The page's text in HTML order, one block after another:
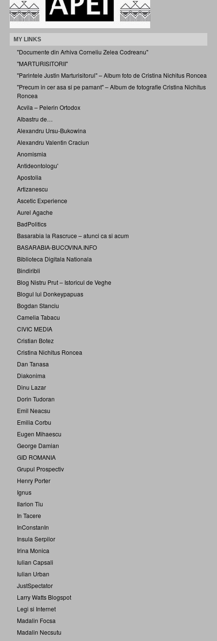
MY LINKS
"Documente din Arhiva Corneliu Zelea Codreanu"
"MARTURISITORII"
"Parintele Justin Marturisitorul" – Album foto de Cristina Nichitus Roncea
"Precum in cer asa si pe pamant" – Album de fotografie Cristina Nichitus
Roncea
Acvila – Pelerin Ortodox
Albastru de…
Alexandru Ursu-Bukowina
Alexandru Valentin Craciun
Anomismia
Antideontologu'
Apostolia
Artizanescu
Ascetic Experience
Aurel Agache
BadPolitics
Basarabia la Rascruce – atunci ca si acum
BASARABIA-BUCOVINA.INFO
Biblioteca Digitala Nationala
Bindiribli
Blog Nistru Prut – Istoricul de Veghe
Blogul lui Donkeypapuas
Bogdan Stanciu
Camelia Tabacu
CIVIC MEDIA
Cristian Botez
Cristina Nichitus Roncea
Dan Tanasa
Diakonima
Dinu Lazar
Dorin Tudoran
Emil Neacsu
Emilia Corbu
Eugen Mihaescu
George Damian
GID ROMANIA
Grupul Prospectiv
Henry Porter
Ignus
Ilarion Tiu
In Tacere
InConstanIn
Insula Serpilor
Irina Monica
Iulian Capsali
Iulian Urban
JustSpectator
Larry Watts Blogspot
Legi si Internet
Madalin Focsa
Madalin Necsutu